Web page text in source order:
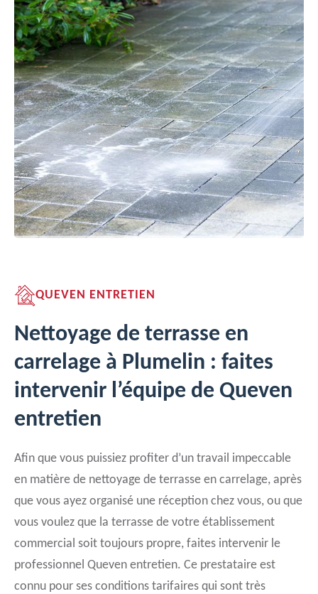
QUEVEN ENTRETIEN
Nettoyage de terrasse en
carrelage à Plumelin : faites
intervenir l’équipe de Queven
entretien
Afin que vous puissiez profiter d’un travail impeccable
en matière de nettoyage de terrasse en carrelage, après
que vous ayez organisé une réception chez vous, ou que
vous voulez que la terrasse de votre établissement
commercial soit toujours propre, faites intervenir le
professionnel Queven entretien. Ce prestataire est
connu pour ses conditions tarifaires qui sont très